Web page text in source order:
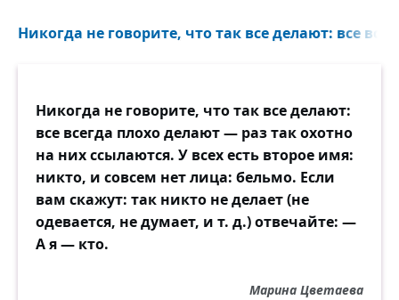
Никогда не говорите, что так все делают: все
Никогда не говорите, что так все делают:
все всегда плохо делают — раз так охотно
на них ссылаются. У всех есть второе имя:
никто, и совсем нет лица: бельмо. Если
вам скажут: так никто не делает (не
одевается, не думает, и т. д.) отвечайте: —
А я — кто.
Марина Цветаева